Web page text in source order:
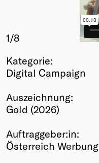
Info
Young Creatives
Friends of Creativity
Winners
2026
Annual
1/8
Kategorie:
Digital Campaign
Auszeichnung:
Gold (2026)
Auftraggeber:in:
Österreich Werbung